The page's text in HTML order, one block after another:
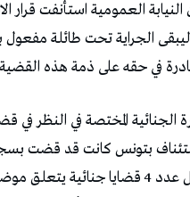
النيابة العمومية استأنفت قرار
ليبقى الجراية تحت طائلة مفعول
في حقه على ذمة هذه
الجنائية المختصة في النظر في
أعوام من أجل عدد 4 قضايا جنائية